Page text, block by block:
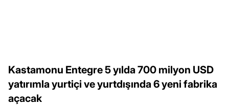
Kastamonu Entegre 5 yılda 700 milyon USD
yatırımla yurtiçi ve yurtdışında 6 yeni fabrika
açacak